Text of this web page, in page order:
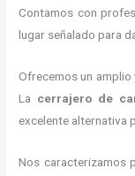
Contamos con
lugar señalado para
Ofrecemos un
La cerrajero de
excelente alternativa
Nos caracterizamos